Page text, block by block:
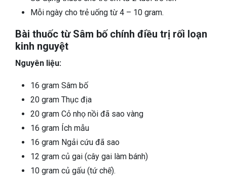
Mỗi ngày cho trẻ uống từ 4 – 10 gram.
Bài thuốc từ Sâm bố chính điều trị rối loạn
kinh nguyệt
Nguyên liệu:
16 gram Sâm bố
20 gram Thục địa
20 gram Cỏ nhọ nồi đã sao vàng
16 gram Ích mẫu
16 gram Ngải cứu đã sao
12 gram củ gai (cây gai làm bánh)
10 gram củ gấu (tứ chế).